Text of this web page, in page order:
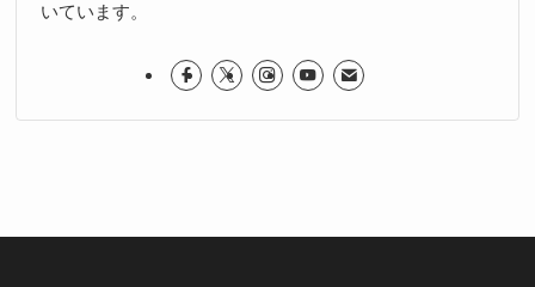
いています。